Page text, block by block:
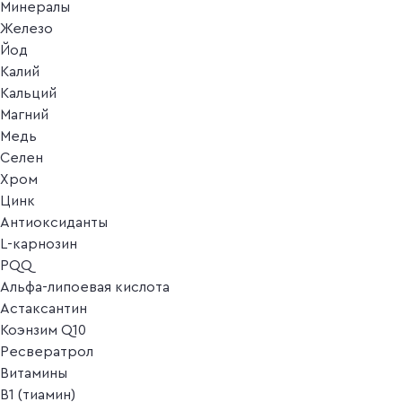
Минералы
Железо
Йод
Калий
Кальций
Магний
Медь
Селен
Хром
Цинк
Антиоксиданты
L-карнозин
PQQ
Альфа-липоевая кислота
Астаксантин
Коэнзим Q10
Ресвератрол
Витамины
B1 (тиамин)